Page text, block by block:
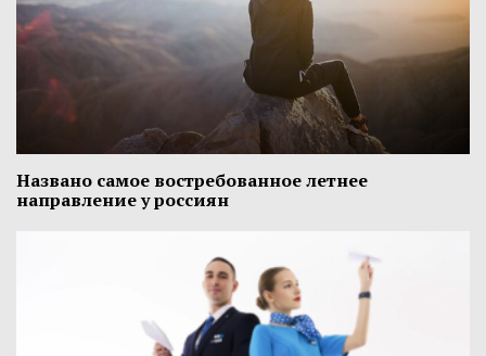
Названо самое востребованное летнее
направление у россиян